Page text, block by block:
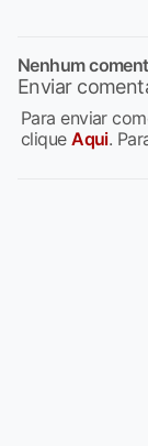
Nenhum
Enviar
Para enviar
cliqueAqui.